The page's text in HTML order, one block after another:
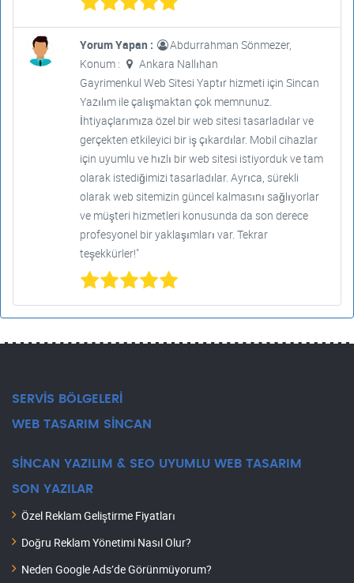
Yorum Yapan :
Abdurrahman Sönmezer,
Konum :
Ankara Nallıhan
Gayrimenkul Web Sitesi Yaptır hizmeti için Sincan
Yazılım ile çalışmaktan çok memnunuz.
İhtiyaçlarımıza özel bir web sitesi tasarladılar ve
gerçekten etkileyici bir iş çıkardılar. Mobil cihazlar
için uyumlu ve hızlı bir web sitesi istiyorduk ve tam
olarak istediğimizi tasarladılar. Ayrıca, sürekli
olarak web sitemizin güncel kalmasını sağlıyorlar
ve müşteri hizmetleri konusunda da son derece
profesyonel bir yaklaşımları var. Tekrar
teşekkürler!"
SERVİS BÖLGELERİ
WEB TASARIM SİNCAN
SİNCAN YAZILIM & SEO UYUMLU WEB TASARIM
SON YAZILAR
Özel Reklam Geliştirme Fiyatları
Doğru Reklam Yönetimi Nasıl Olur?
Neden Google Ads’de Görünmüyorum?